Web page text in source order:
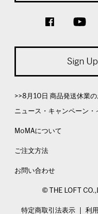
Sign Up
>>8月10日 商品発送休業
ニュース・キャンペーン・
MoMAについて
ご注文方法
お問い合わせ
© THE LOFT
特定商取引法表示 利